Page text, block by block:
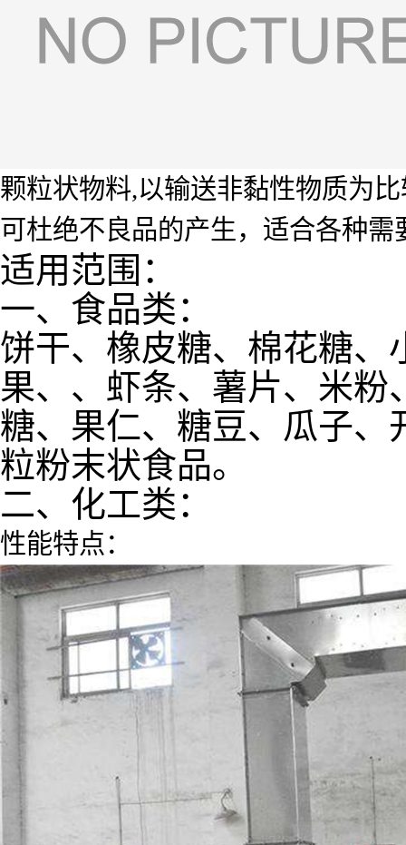
颗粒状物料,以输送非黏性物质为
可杜绝不良品的产生，适合各种
适用范围：
一、食品类：
饼干、橡皮糖、棉花糖、
果、、虾条、薯片、米
糖、果仁、糖豆、瓜子、
粒粉末状食品。
二、化工类：
性能特点：